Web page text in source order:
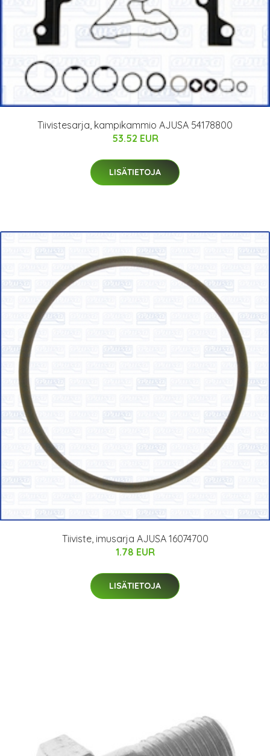
Tiivistesarja, kampikammio AJUSA 54178800
53.52 EUR
LISÄTIETOJA
Tiiviste, imusarja AJUSA 16074700
1.78 EUR
LISÄTIETOJA